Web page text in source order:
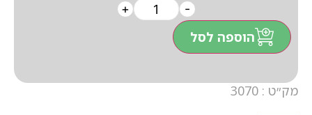
מק״ט : 3070
-
+
הוספה לסל